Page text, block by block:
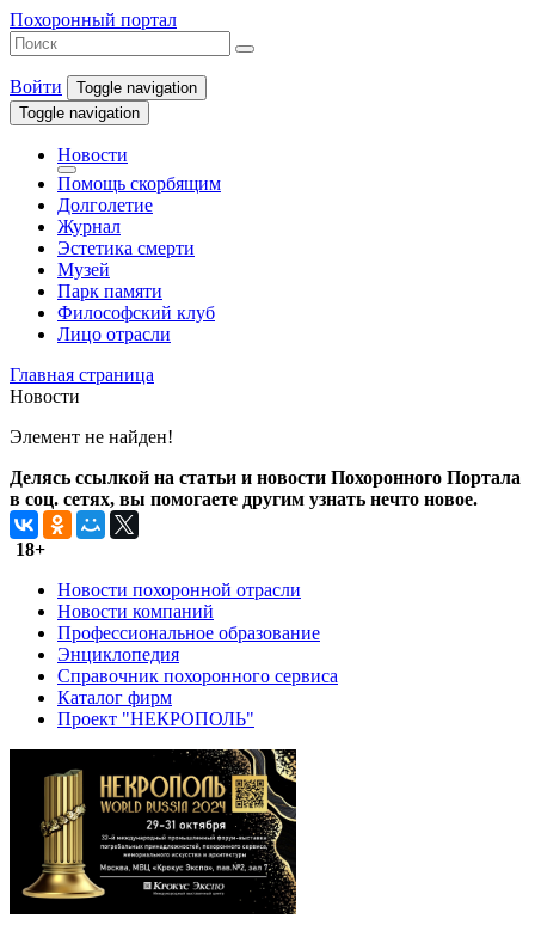
Похоронный портал
Войти
Toggle navigation
Toggle navigation
Новости
Помощь скорбящим
Долголетие
Журнал
Эстетика смерти
Музей
Парк памяти
Философский клуб
Лицо отрасли
Главная страница
Новости
Элемент не найден!
Делясь ссылкой на статьи и новости Похоронного Портала
в соц. сетях, вы помогаете другим узнать нечто новое.
18+
Новости похоронной отрасли
Новости компаний
Профессиональное образование
Энциклопедия
Справочник похоронного сервиса
Каталог фирм
Проект "НЕКРОПОЛЬ"